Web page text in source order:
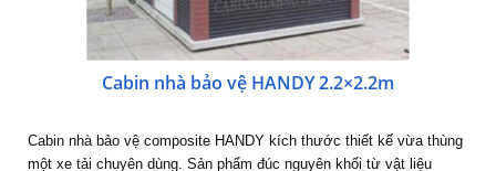
Cabin nhà bảo vệ HANDY 2.2×2.2m
Cabin nhà bảo vệ composite HANDY kích thước thiết kế vừa thùng
một xe tải chuyên dùng. Sản phẩm đúc nguyên khối từ vật liệu